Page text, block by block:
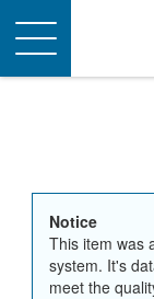
Toggle
navigation
Notice
This item was
system. It's
meet the